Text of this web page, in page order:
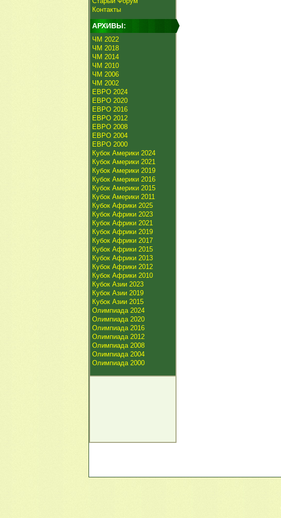
Контакты
АРХИВЫ:
ЧМ 2022
ЧМ 2018
ЧМ 2014
ЧМ 2010
ЧМ 2006
ЧМ 2002
ЕВРО 2024
ЕВРО 2020
ЕВРО 2016
ЕВРО 2012
ЕВРО 2008
ЕВРО 2004
ЕВРО 2000
Кубок Америки 2024
Кубок Америки 2021
Кубок Америки 2019
Кубок Америки 2016
Кубок Америки 2015
Кубок Америки 2011
Кубок Африки 2025
Кубок Африки 2023
Кубок Африки 2021
Кубок Африки 2019
Кубок Африки 2017
Кубок Африки 2015
Кубок Африки 2013
Кубок Африки 2012
Кубок Африки 2010
Кубок Азии 2023
Кубок Азии 2019
Кубок Азии 2015
Олимпиада 2024
Олимпиада 2020
Олимпиада 2016
Олимпиада 2012
Олимпиада 2008
Олимпиада 2004
Олимпиада 2000